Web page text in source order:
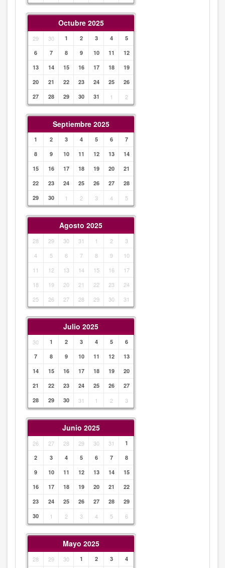
Octubre 2025
29 30 1 2 3 4
5
6
7 8 9 10 11
12
13
14 15 16 17 18
19
20
21 22 23 24 25
26
27
28 29 30 31 1 2
Septiembre 2025
1 2 3 4 5 6
7
8
9 10 11 12 13
14
15
16 17 18 19 20
21
22
23 24 25 26 27
28
29
30 1 2 3 4 5
Agosto 2025
28 29 30 31 1 2
3
4
5 6 7 8 9
10
11
12 13 14 15 16
17
18
19 20 21 22 23
24
25
26 27 28 29 30 31
Julio 2025
30 1 2 3 4 5
6
7
8 9 10 11 12
13
14
15 16 17 18 19
20
21
22 23 24 25 26
27
28
29 30 31 1 2 3
Junio 2025
26 27 28 29 30 31
1
2
3 4 5 6 7
8
9
10 11 12 13 14
15
16
17 18 19 20 21
22
23
24 25 26 27 28
29
30
1 2 3 4 5 6
Mayo 2025
28 29 30 1 2 3 4